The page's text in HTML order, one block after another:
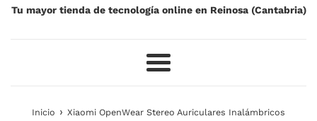
Tu mayor tienda de tecnología online en Reinosa (Cantabria)
Más
Inicio › Xiaomi OpenWear Stereo Auriculares Inalámbricos